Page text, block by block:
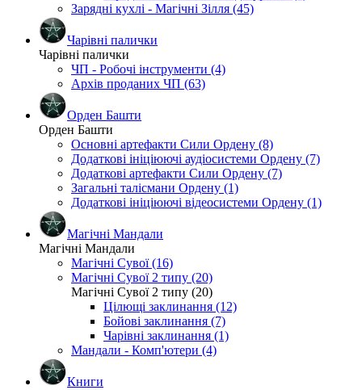
Зарядні кухлі - Магічні Зілля (45)
Чарівні палички
Чарівні палички
ЧП - Робочі інструменти (4)
Архів проданих ЧП (63)
Орден Башти
Орден Башти
Основні артефакти Сили Ордену (8)
Додаткові ініціюючі аудіосистеми Ордену (7)
Додаткові артефакти Сили Ордену (7)
Загальні талісмани Ордену (1)
Додаткові ініціюючі відеосистеми Ордену (1)
Магічні Мандали
Магічні Мандали
Магічні Сувої (16)
Магічні Сувої 2 типу (20)
Магічні Сувої 2 типу (20)
Цілющі заклинання (12)
Бойові заклинання (7)
Чарівні заклинання (1)
Мандали - Комп'ютери (4)
Книги